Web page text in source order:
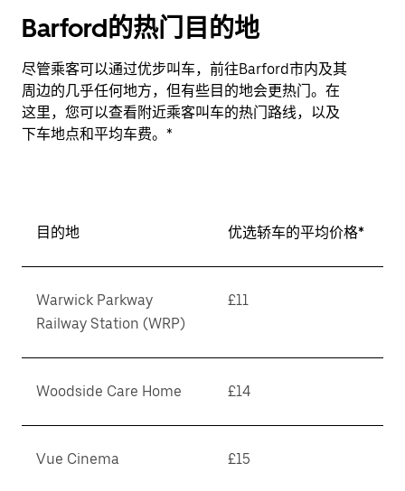
Barford的热门目的地
尽管乘客可以通过优步叫车，前往Barford市内及其
周边的几乎任何地方，但有些目的地会更热门。在
这里，您可以查看附近乘客叫车的热门路线，以及
下车地点和平均车费。*
目的地 优选轿车的平均价格*
Warwick Parkway
Railway Station (WRP)
£11
Woodside Care Home £14
Vue Cinema £15